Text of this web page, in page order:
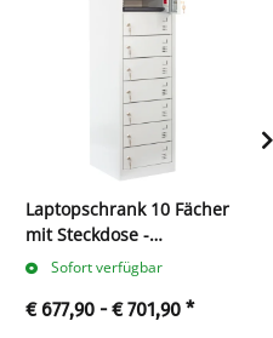
Laptopschrank 10 Fächer
mit Steckdose -
180x50x50cm
Sofort verfügbar
€ 677,90 -€ 701,90 *